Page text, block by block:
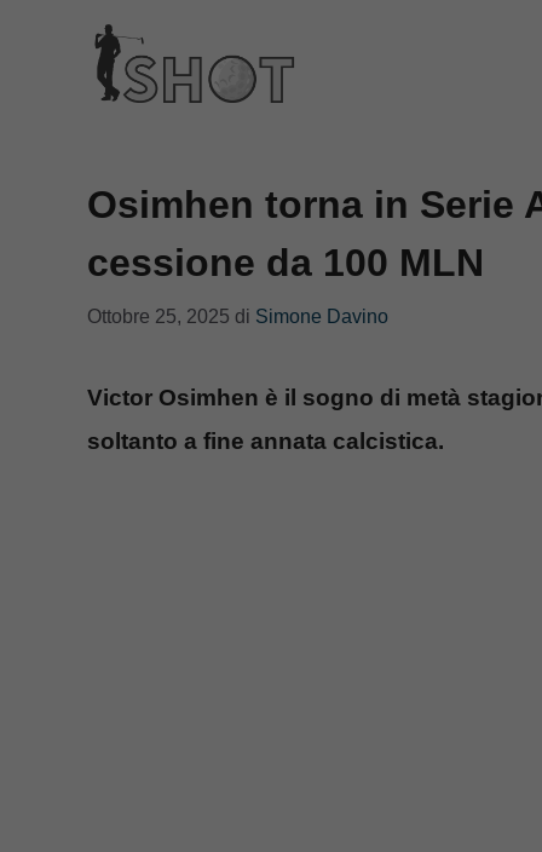
contenuto
Osimhen torna in Serie
cessione da 100 MLN
Ottobre 25, 2025 di Simone Davino
Victor Osimhen è il sogno di metà
soltanto a fine annata calcistica.